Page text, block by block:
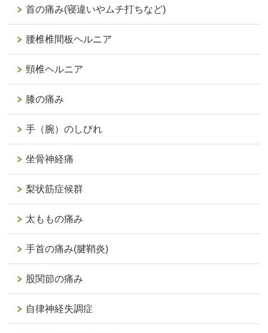
首の痛み(寝違いやムチ打ちなど)
腰椎椎間板ヘルニア
頸椎ヘルニア
膝の痛み
手（腕）のしびれ
坐骨神経痛
梨状筋症候群
太ももの痛み
手首の痛み(腱鞘炎)
股関節の痛み
自律神経失調症